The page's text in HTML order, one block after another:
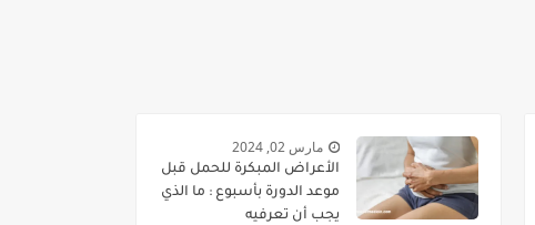
مارس 02, 2024
الأعراض المبكرة للحمل قبل
موعد الدورة بأسبوع : ما الذي
يجب أن تعرفيه